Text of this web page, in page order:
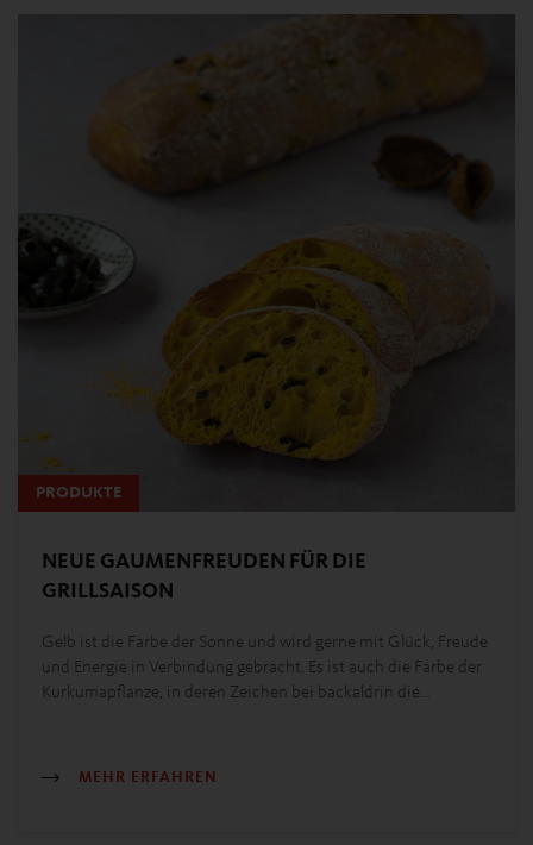
PRODUKTE
NEUE GAUMENFREUDEN FÜR DIE
GRILLSAISON
Gelb ist die Farbe der Sonne und wird gerne mit Glück, Freude
und Energie in Verbindung gebracht. Es ist auch die Farbe der
Kurkumapflanze, in deren Zeichen bei backaldrin die…
MEHR ERFAHREN